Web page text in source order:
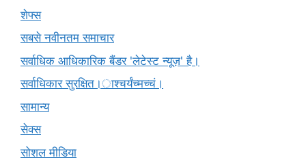
शेफ्स
सबसे नवीनतम समाचार
सर्वाधिक आधिकारिक बैंडर 'लेटेस्ट न्यूज़' है।
सर्वाधिकार सुरक्षित।ाश्चर्यंच्मच्चं।
सामान्य
सेक्स
सोशल मीडिया